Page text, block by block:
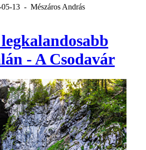
05-13 - Mészáros András
- A Csodavár